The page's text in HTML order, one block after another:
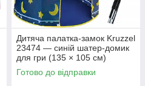
Дитяча палатка-замок Kruzzel
23474 — синій шатер-домик
для гри (135 × 105 см)
Готово до відправки